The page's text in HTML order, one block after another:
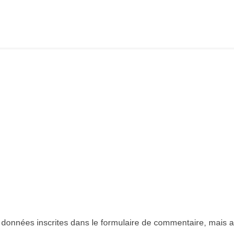
inscrites dans le formulaire de commentaire, mais